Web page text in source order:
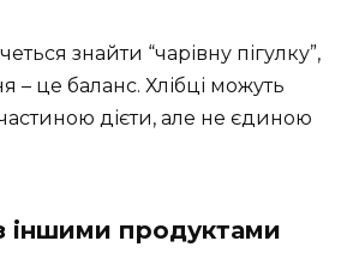
знайти “чарівну пігулку”,
– це баланс. Хлібці можуть
дієти, але не єдиною
іншими продуктами